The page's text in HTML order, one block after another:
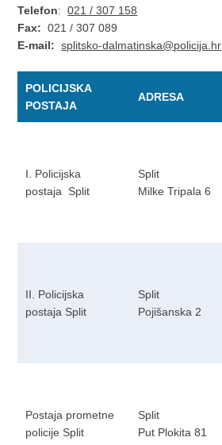
Telefon:021 / 307 158
Fax: 021 / 307 089
E-mail: splitsko-dalmatinska@policija.hr
POLICIJSKA
POSTAJA
ADRESA
I. Policijska
postaja Split
Split
Milke Tripala 6
II. Policijska
postaja Split
Split
Pojišanska 2
Postaja prometne
policije Split
Split
Put Plokita 81